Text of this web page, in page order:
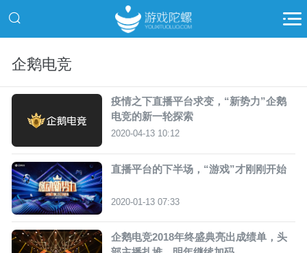
企鹅电竞
疫情之下直播平台求变，“新势力”企鹅
电竞的新一轮探索
2020-04-13 10:12
直播平台的下半场，“游戏”才刚刚开始
2020-01-13 07:33
企鹅电竞2018年终盛典亮出成绩单，头